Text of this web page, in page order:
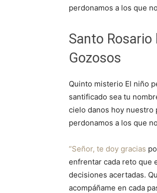
perdonamos a los que
Santo
Gozosos
Quinto misterio El niño
santificado sea tu
cielo danos hoy nuestro
perdonamos a los que
“Señor, te doy gracias
enfrentar cada reto que
decisiones acertadas.
acompáñame en cada